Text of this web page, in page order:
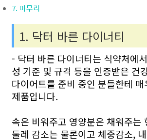
7. 마무리
1. 닥터 바른 다이너티
- 닥터 바른 다이너티는 식약처에
성 기준 및 규격 등을 인증받은 건
다이어트를 준비 중인 분들한테
제품입니다.
속은 비워주고 영양분은 채워주는
둘레 감소는 물론이고 체중감소,